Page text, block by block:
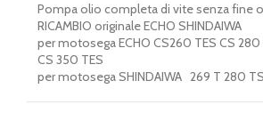
Pompa olio completa di vite senza fine
RICAMBIO originale ECHO SHINDAIWA
per motosega ECHO CS260 TES CS 280
CS 350 TES
per motosega SHINDAIWA 269 T 280